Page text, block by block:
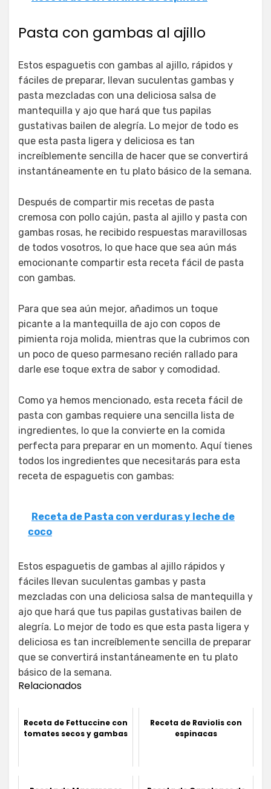
Pasta con gambas al ajillo
Estos espaguetis con gambas al ajillo, rápidos y
fáciles de preparar, llevan suculentas gambas y
pasta mezcladas con una deliciosa salsa de
mantequilla y ajo que hará que tus papilas
gustativas bailen de alegría. Lo mejor de todo es
que esta pasta ligera y deliciosa es tan
increíblemente sencilla de hacer que se convertirá
instantáneamente en tu plato básico de la semana.
Después de compartir mis recetas de pasta
cremosa con pollo cajún, pasta al ajillo y pasta con
gambas rosas, he recibido respuestas maravillosas
de todos vosotros, lo que hace que sea aún más
emocionante compartir esta receta fácil de pasta
con gambas.
Para que sea aún mejor, añadimos un toque
picante a la mantequilla de ajo con copos de
pimienta roja molida, mientras que la cubrimos con
un poco de queso parmesano recién rallado para
darle ese toque extra de sabor y comodidad.
Como ya hemos mencionado, esta receta fácil de
pasta con gambas requiere una sencilla lista de
ingredientes, lo que la convierte en la comida
perfecta para preparar en un momento. Aquí tienes
todos los ingredientes que necesitarás para esta
receta de espaguetis con gambas:
Receta de Pasta con verduras y leche de
coco
Estos espaguetis de gambas al ajillo rápidos y
fáciles llevan suculentas gambas y pasta
mezcladas con una deliciosa salsa de mantequilla y
ajo que hará que tus papilas gustativas bailen de
alegría. Lo mejor de todo es que esta pasta ligera y
deliciosa es tan increíblemente sencilla de preparar
que se convertirá instantáneamente en tu plato
básico de la semana.
Relacionados
Receta de Fettuccine con
tomates secos y gambas
Receta de Raviolis con
espinacas